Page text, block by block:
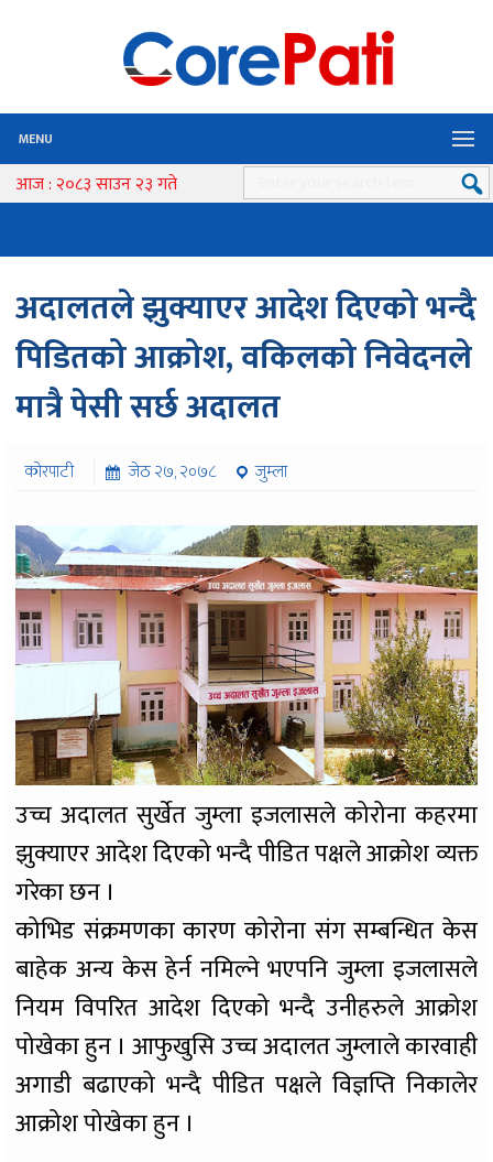
MENU
आज : २०८३ साउन २३ गते
अदालतले झुक्याएर आदेश दिएको भन्दै
पिडितको आक्रोश, वकिलको निवेदनले
मात्रै पेसी सर्छ अदालत
कोरपाटी जेठ २७, २०७८
जुम्ला
उच्च अदालत सुर्खेत जुम्ला इजलासले कोरोना कहरमा
झुक्याएर आदेश दिएको भन्दै पीडित पक्षले आक्रोश व्यक्त
गरेका छन ।
कोभिड संक्रमणका कारण कोरोना संग सम्बन्धित केस
बाहेक अन्य केस हेर्न नमिल्ने भएपनि जुम्ला इजलासले
नियम विपरित आदेश दिएको भन्दै उनीहरुले आक्रोश
पोखेका हुन । आफुखुसि उच्च अदालत जुम्लाले कारवाही
अगाडी बढाएको भन्दै पीडित पक्षले विज्ञप्ति निकालेर
आक्रोश पोखेका हुन ।